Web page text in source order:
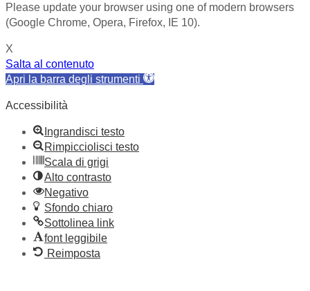
Please update your browser using one of modern browsers
(Google Chrome, Opera, Firefox, IE 10).
X
Salta al contenuto
Apri la barra degli strumenti
Accessibilità
Ingrandisci testo
Rimpicciolisci testo
Scala di grigi
Alto contrasto
Negativo
Sfondo chiaro
Sottolinea link
font leggibile
Reimposta